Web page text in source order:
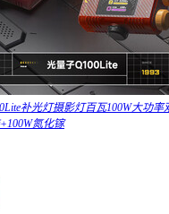
补光灯摄影灯百瓦100W大功
氮化镓